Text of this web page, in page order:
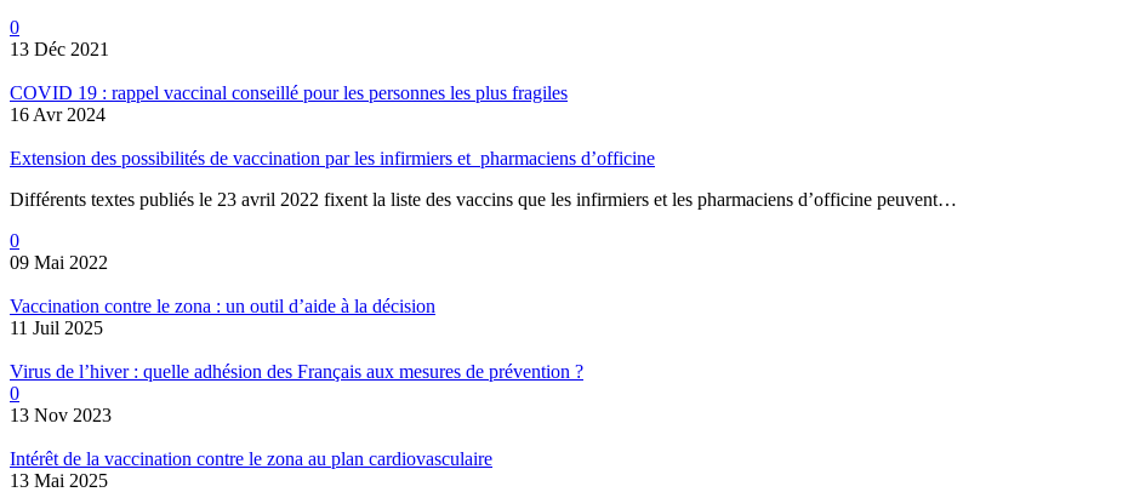
0
13 Déc 2021
COVID 19 : rappel vaccinal conseillé pour les personnes les plus fragiles
16 Avr 2024
Extension des possibilités de vaccination par les infirmiers et pharmaciens d’officine
Différents textes publiés le 23 avril 2022 fixent la liste des vaccins que les infirmiers et les pharmaciens d’officine peuvent…
0
09 Mai 2022
Vaccination contre le zona : un outil d’aide à la décision
11 Juil 2025
Virus de l’hiver : quelle adhésion des Français aux mesures de prévention ?
0
13 Nov 2023
Intérêt de la vaccination contre le zona au plan cardiovasculaire
13 Mai 2025